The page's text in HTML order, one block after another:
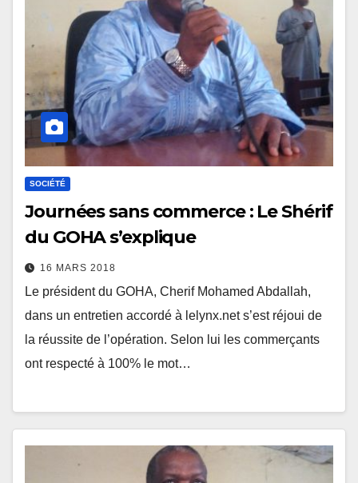
SOCIÉTÉ
Journées sans commerce : Le Shérif
du GOHA s’explique
16 MARS 2018
Le président du GOHA, Cherif Mohamed Abdallah,
dans un entretien accordé à lelynx.net s’est réjoui de
la réussite de l’opération. Selon lui les commerçants
ont respecté à 100% le mot…